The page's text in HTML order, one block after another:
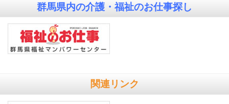
群馬県内の介護・福祉のお仕事探し
関連リンク